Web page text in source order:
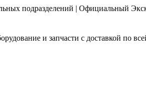
подразделений | Официальный
и запчасти с доставкой по